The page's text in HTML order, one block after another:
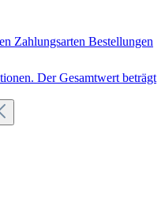
Zahlungsarten Bestellungen
Der Gesamtwert beträgt